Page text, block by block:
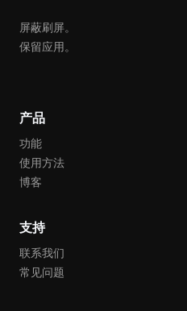
屏蔽刷屏。
保留应用。
产品
功能
使用方法
博客
支持
联系我们
常见问题